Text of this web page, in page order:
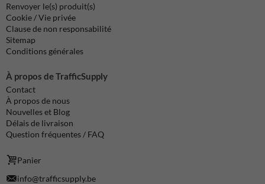
Renvoyer le(s) produit(s)
Cookie / Vie privée
Clause de non responsabilité
Sitemap
Conditions générales
À propos de TrafficSupply
Contact
À propos de nous
Nouvelles et Blog
Délais de livraison
Question fréquentes / FAQ
Panier
info@trafficsupply.be